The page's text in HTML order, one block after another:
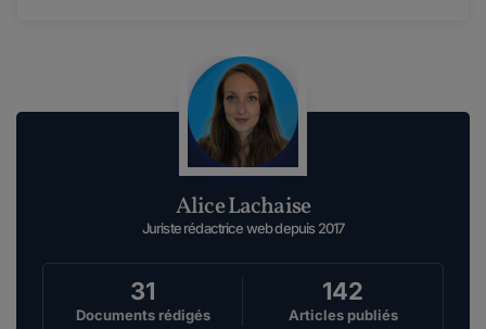
Alice Lachaise
Juriste rédactrice web depuis 2017
31
Documents rédigés
142
Articles publiés